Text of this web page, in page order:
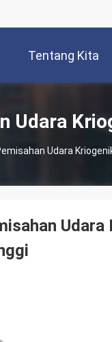
Tentang Kita
Udara
Udara